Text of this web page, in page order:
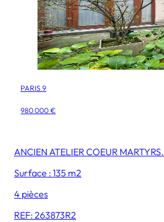
PARIS 9
980 000 €
ANCIEN ATELIER COEUR MARTYRS.
Surface : 135 m2
4 pièces
REF: 263873R2